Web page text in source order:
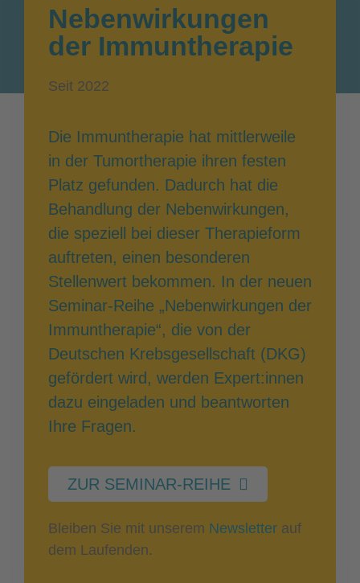
Nebenwirkungen
der Immuntherapie
Seit 2022
Die Immuntherapie hat mittlerweile
in der Tumortherapie ihren festen
Platz gefunden. Dadurch hat die
Behandlung der Nebenwirkungen,
die speziell bei dieser Therapieform
auftreten, einen besonderen
Stellenwert bekommen. In der neuen
Seminar-Reihe „Nebenwirkungen der
Immuntherapie“, die von der
Deutschen Krebsgesellschaft (DKG)
gefördert wird, werden Expert:innen
dazu eingeladen und beantworten
Ihre Fragen.
ZUR SEMINAR-REIHE
Bleiben Sie mit unserem Newsletter auf
dem Laufenden.